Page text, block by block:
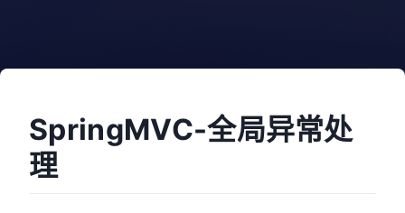
SpringMVC-全局异常处
理